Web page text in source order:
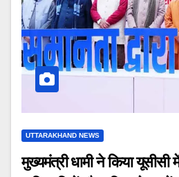
UTTARAKHAND NEWS
मुख्यमंत्री धामी ने किया यूसीसी